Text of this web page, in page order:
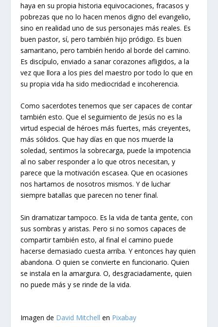
haya en su propia historia equivocaciones, fracasos y
pobrezas que no lo hacen menos digno del evangelio,
sino en realidad uno de sus personajes más reales. Es
buen pastor, sí, pero también hijo pródigo. Es buen
samaritano, pero también herido al borde del camino.
Es discípulo, enviado a sanar corazones afligidos, a la
vez que llora a los pies del maestro por todo lo que en
su propia vida ha sido mediocridad e incoherencia.
Como sacerdotes tenemos que ser capaces de contar
también esto. Que el seguimiento de Jesús no es la
virtud especial de héroes más fuertes, más creyentes,
más sólidos. Que hay días en que nos muerde la
soledad, sentimos la sobrecarga, puede la impotencia
al no saber responder a lo que otros necesitan, y
parece que la motivación escasea. Que en ocasiones
nos hartamos de nosotros mismos. Y de luchar
siempre batallas que parecen no tener final.
Sin dramatizar tampoco. Es la vida de tanta gente, con
sus sombras y aristas. Pero si no somos capaces de
compartir también esto, al final el camino puede
hacerse demasiado cuesta arriba. Y entonces hay quien
abandona. O quien se convierte en funcionario. Quien
se instala en la amargura. O, desgraciadamente, quien
no puede más y se rinde de la vida.
Imagen de David Mitchell en Pixabay